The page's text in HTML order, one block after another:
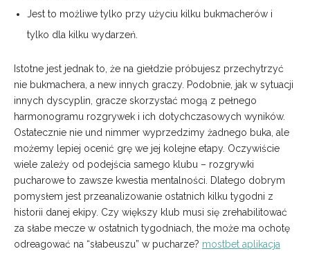
Jest to możliwe tylko przy użyciu kilku bukmacherów i
tylko dla kilku wydarzeń.
Istotne jest jednak to, że na giełdzie próbujesz przechytrzyć
nie bukmachera, a new innych graczy. Podobnie, jak w sytuacji
innych dyscyplin, gracze skorzystać mogą z pełnego
harmonogramu rozgrywek i ich dotychczasowych wyników.
Ostatecznie nie und nimmer wyprzedzimy żadnego buka, ale
możemy lepiej ocenić grę we jej kolejne etapy. Oczywiście
wiele zależy od podejścia samego klubu – rozgrywki
pucharowe to zawsze kwestia mentalności. Dlatego dobrym
pomysłem jest przeanalizowanie ostatnich kilku tygodni z
historii danej ekipy. Czy większy klub musi się zrehabilitować
za słabe mecze w ostatnich tygodniach, the może ma ochotę
odreagować na “słabeuszu” w pucharze? mostbet aplikacja